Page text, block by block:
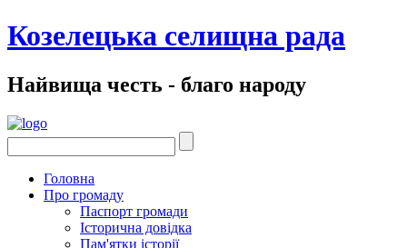
Козелецька селищна рада
Найвища честь - благо народу
Головна
Про громаду
Паспорт громади
Історична довідка
Пам'ятки історії